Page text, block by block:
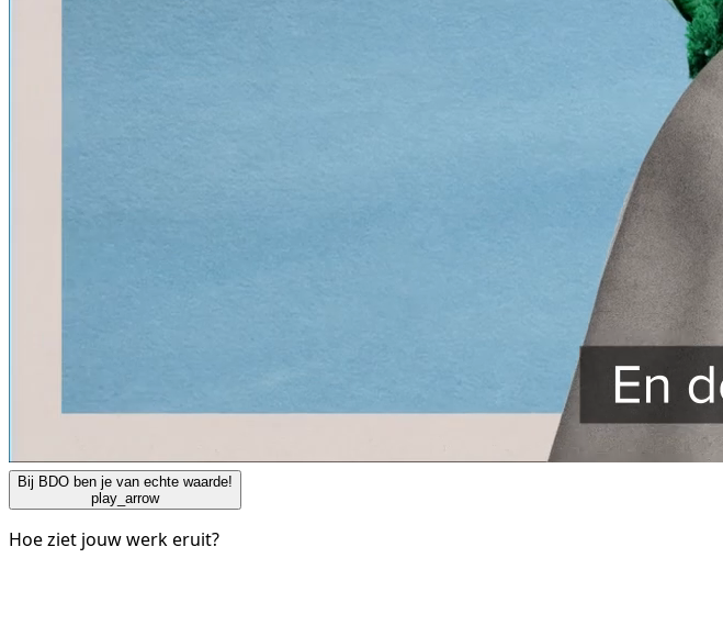
Bij BDO ben je van echte waarde!
play_arrow
Hoe ziet jouw werk eruit?